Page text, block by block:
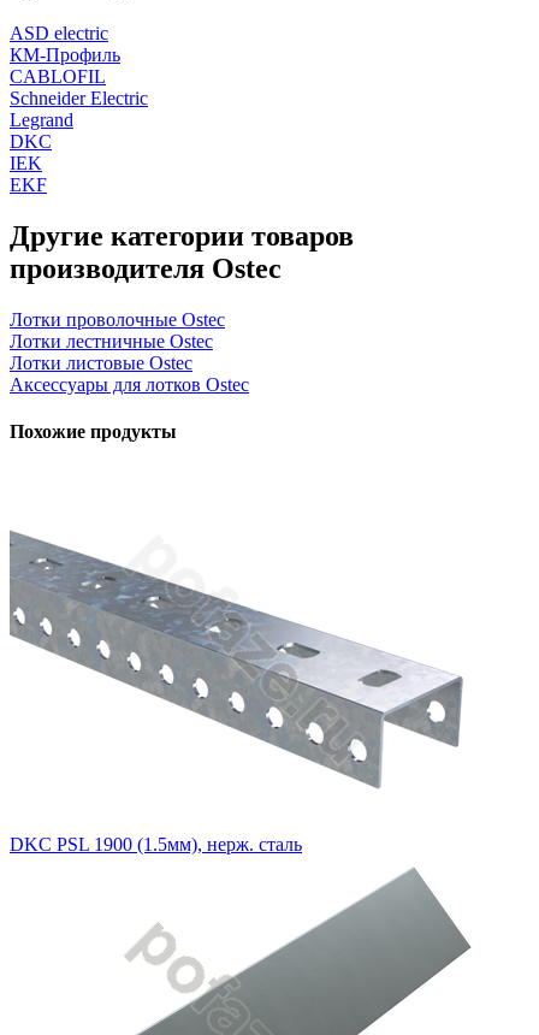
ASD electric
КМ-Профиль
CABLOFIL
Schneider Electric
Legrand
DKC
IEK
EKF
Другие категории товаров
производителя Ostec
Лотки проволочные Ostec
Лотки лестничные Ostec
Лотки листовые Ostec
Аксессуары для лотков Ostec
Похожие продукты
DKC PSL 1900 (1.5мм), нерж. сталь